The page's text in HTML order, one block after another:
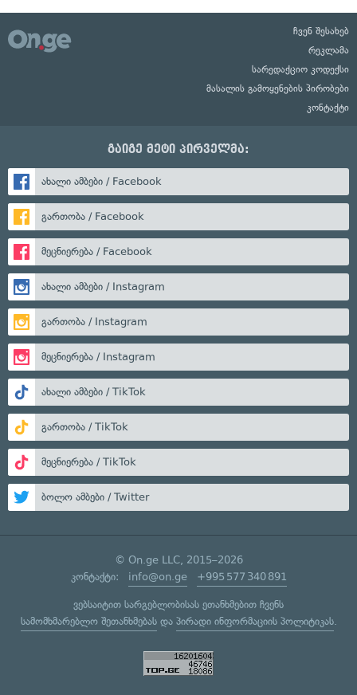
ჩვენ შესახებ
რეკლამა
სარედაქციო კოდექსი
მასალის გამოყენების პირობები
კონტაქტი
გაიგე მეტი პირველმა:
ახალი ამბები / Facebook
გართობა / Facebook
მეცნიერება / Facebook
ახალი ამბები / Instagram
გართობა / Instagram
მეცნიერება / Instagram
ახალი ამბები / TikTok
გართობა / TikTok
მეცნიერება / TikTok
ბოლო ამბები / Twitter
© On.ge LLC, 2015–2026
კონტაქტი: info@on.ge +995 577 340 891
ვებსაიტით სარგებლობისას ეთანხმებით ჩვენს
სამომხმარებლო შეთანხმებასდა პირადი ინფორმაციის პოლიტიკას.